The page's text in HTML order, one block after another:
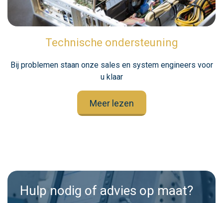
Technische ondersteuning
Bij problemen staan onze sales en system engineers voor
u klaar
Meer lezen
Hulp nodig of advies op maat?